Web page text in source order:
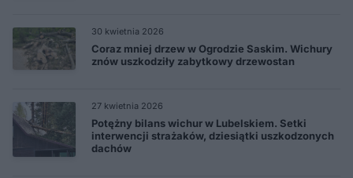
30 kwietnia 2026
Coraz mniej drzew w Ogrodzie Saskim. Wichury
znów uszkodziły zabytkowy drzewostan
27 kwietnia 2026
Potężny bilans wichur w Lubelskiem. Setki
interwencji strażaków, dziesiątki uszkodzonych
dachów